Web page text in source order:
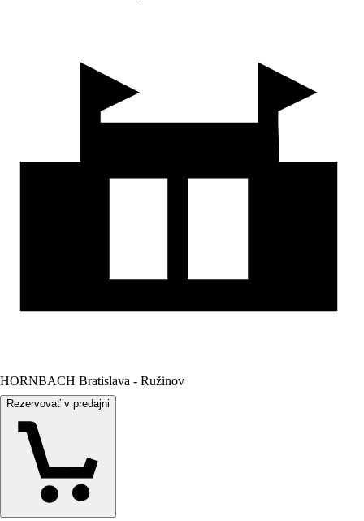
HORNBACH Bratislava - Ružinov
Rezervovať v predajni